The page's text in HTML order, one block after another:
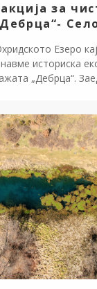
за
Езеро
историска
„Дебрца“.
СОС Балкан
цел –
е резултат на